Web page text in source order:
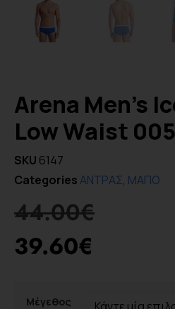
Arena Men’s
Low Waist
SKU 6147
CategoriesΑΝΤΡΑΣ, ΜΑΓΙΟ
44.00€
39.60€
Μέγεθος